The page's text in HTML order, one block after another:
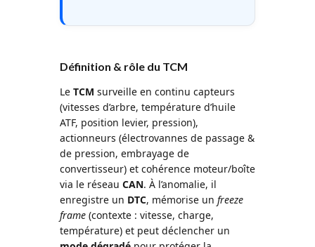
Définition & rôle du TCM
Le TCM surveille en continu capteurs
(vitesses d’arbre, température d’huile
ATF, position levier, pression),
actionneurs (électrovannes de passage &
de pression, embrayage de
convertisseur) et cohérence moteur/boîte
via le réseau CAN. À l’anomalie, il
enregistre un DTC, mémorise un freeze
frame(contexte : vitesse, charge,
température) et peut déclencher un